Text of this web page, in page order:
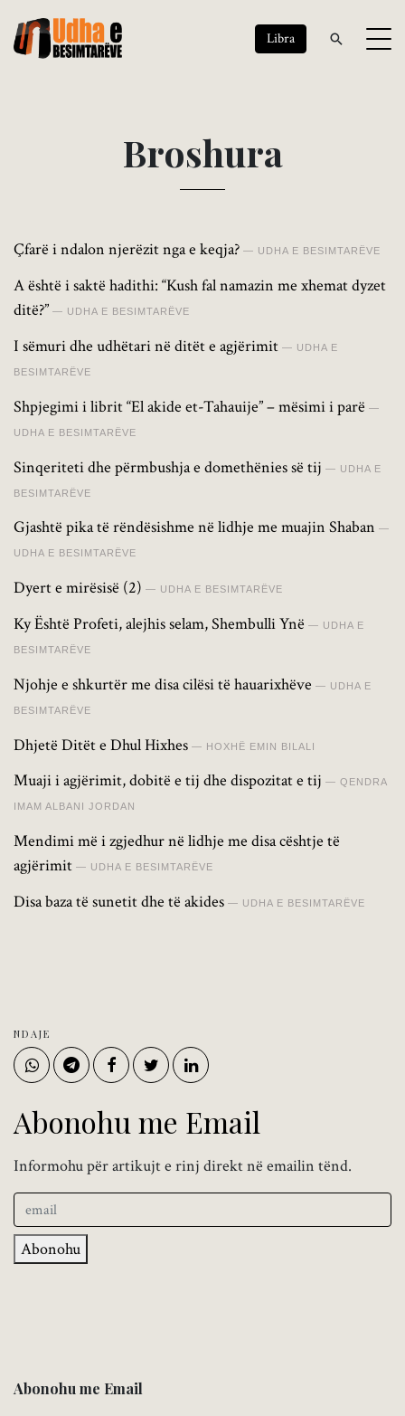
Libra
Broshura
Çfarë i ndalon njerëzit nga e keqja? UDHA E BESIMTARËVE
A është i saktë hadithi: “Kush fal namazin me xhemat dyzet
ditë?”
UDHA E BESIMTARËVE
I sëmuri dhe udhëtari në ditët e agjërimit UDHA E
BESIMTARËVE
Shpjegimi i librit “El akide et-Tahauije” – mësimi i parë
UDHA E BESIMTARËVE
Sinqeriteti dhe përmbushja e domethënies së tij UDHA E
BESIMTARËVE
Gjashtë pika të rëndësishme në lidhje me muajin Shaban
UDHA E BESIMTARËVE
Dyert e mirësisë (2) UDHA E BESIMTARËVE
Ky Është Profeti, alejhis selam, Shembulli Ynë UDHA E
BESIMTARËVE
Njohje e shkurtër me disa cilësi të hauarixhëve UDHA E
BESIMTARËVE
Dhjetë Ditët e Dhul Hixhes HOXHË EMIN BILALI
Muaji i agjërimit, dobitë e tij dhe dispozitat e tij QENDRA
IMAM ALBANI JORDAN
Mendimi më i zgjedhur në lidhje me disa cështje të
agjërimit
UDHA E BESIMTARËVE
Disa baza të sunetit dhe të akides UDHA E BESIMTARËVE
NDAJE
Abonohu me Email
Informohu për artikujt e rinj direkt në emailin tënd.
Abonohu
Abonohu me Email